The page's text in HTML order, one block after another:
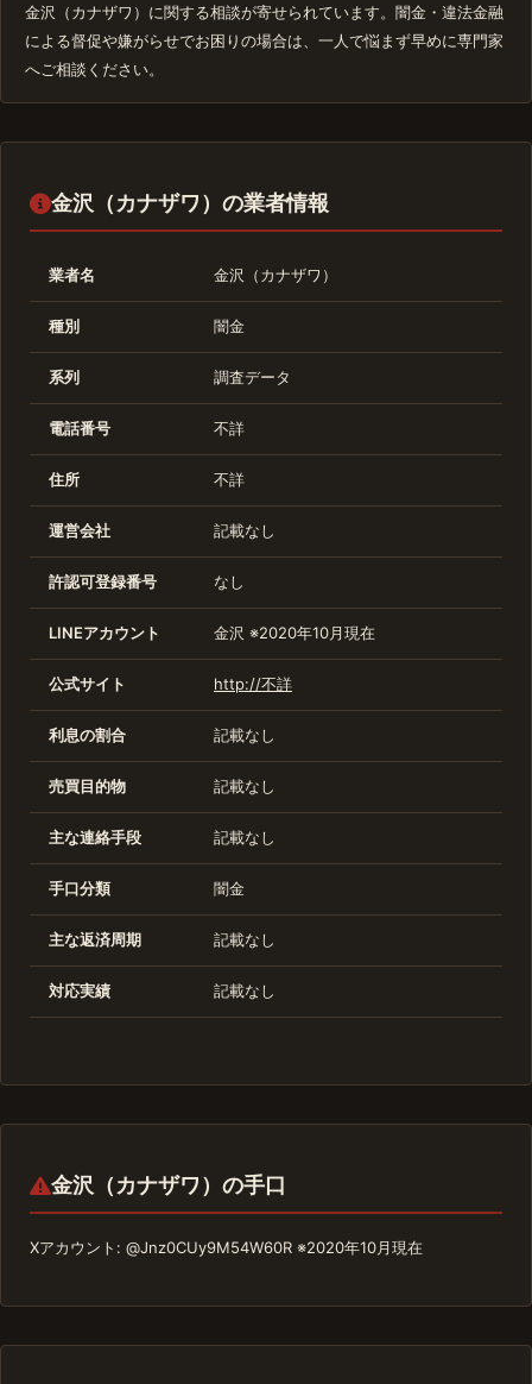
金沢（カナザワ）に関する相談が寄せられています。闇金・違法金融
による督促や嫌がらせでお困りの場合は、一人で悩まず早めに専門家
へご相談ください。
金沢（カナザワ）の業者情報
業者名 金沢（カナザワ）
種別 闇金
系列 調査データ
電話番号 不詳
住所 不詳
運営会社 記載なし
許認可登録番号 なし
LINEアカウント 金沢 ※2020年10月現在
公式サイト http://不詳
利息の割合 記載なし
売買目的物 記載なし
主な連絡手段 記載なし
手口分類 闇金
主な返済周期 記載なし
対応実績 記載なし
金沢（カナザワ）の手口
Xアカウント: @Jnz0CUy9M54W60R ※2020年10月現在